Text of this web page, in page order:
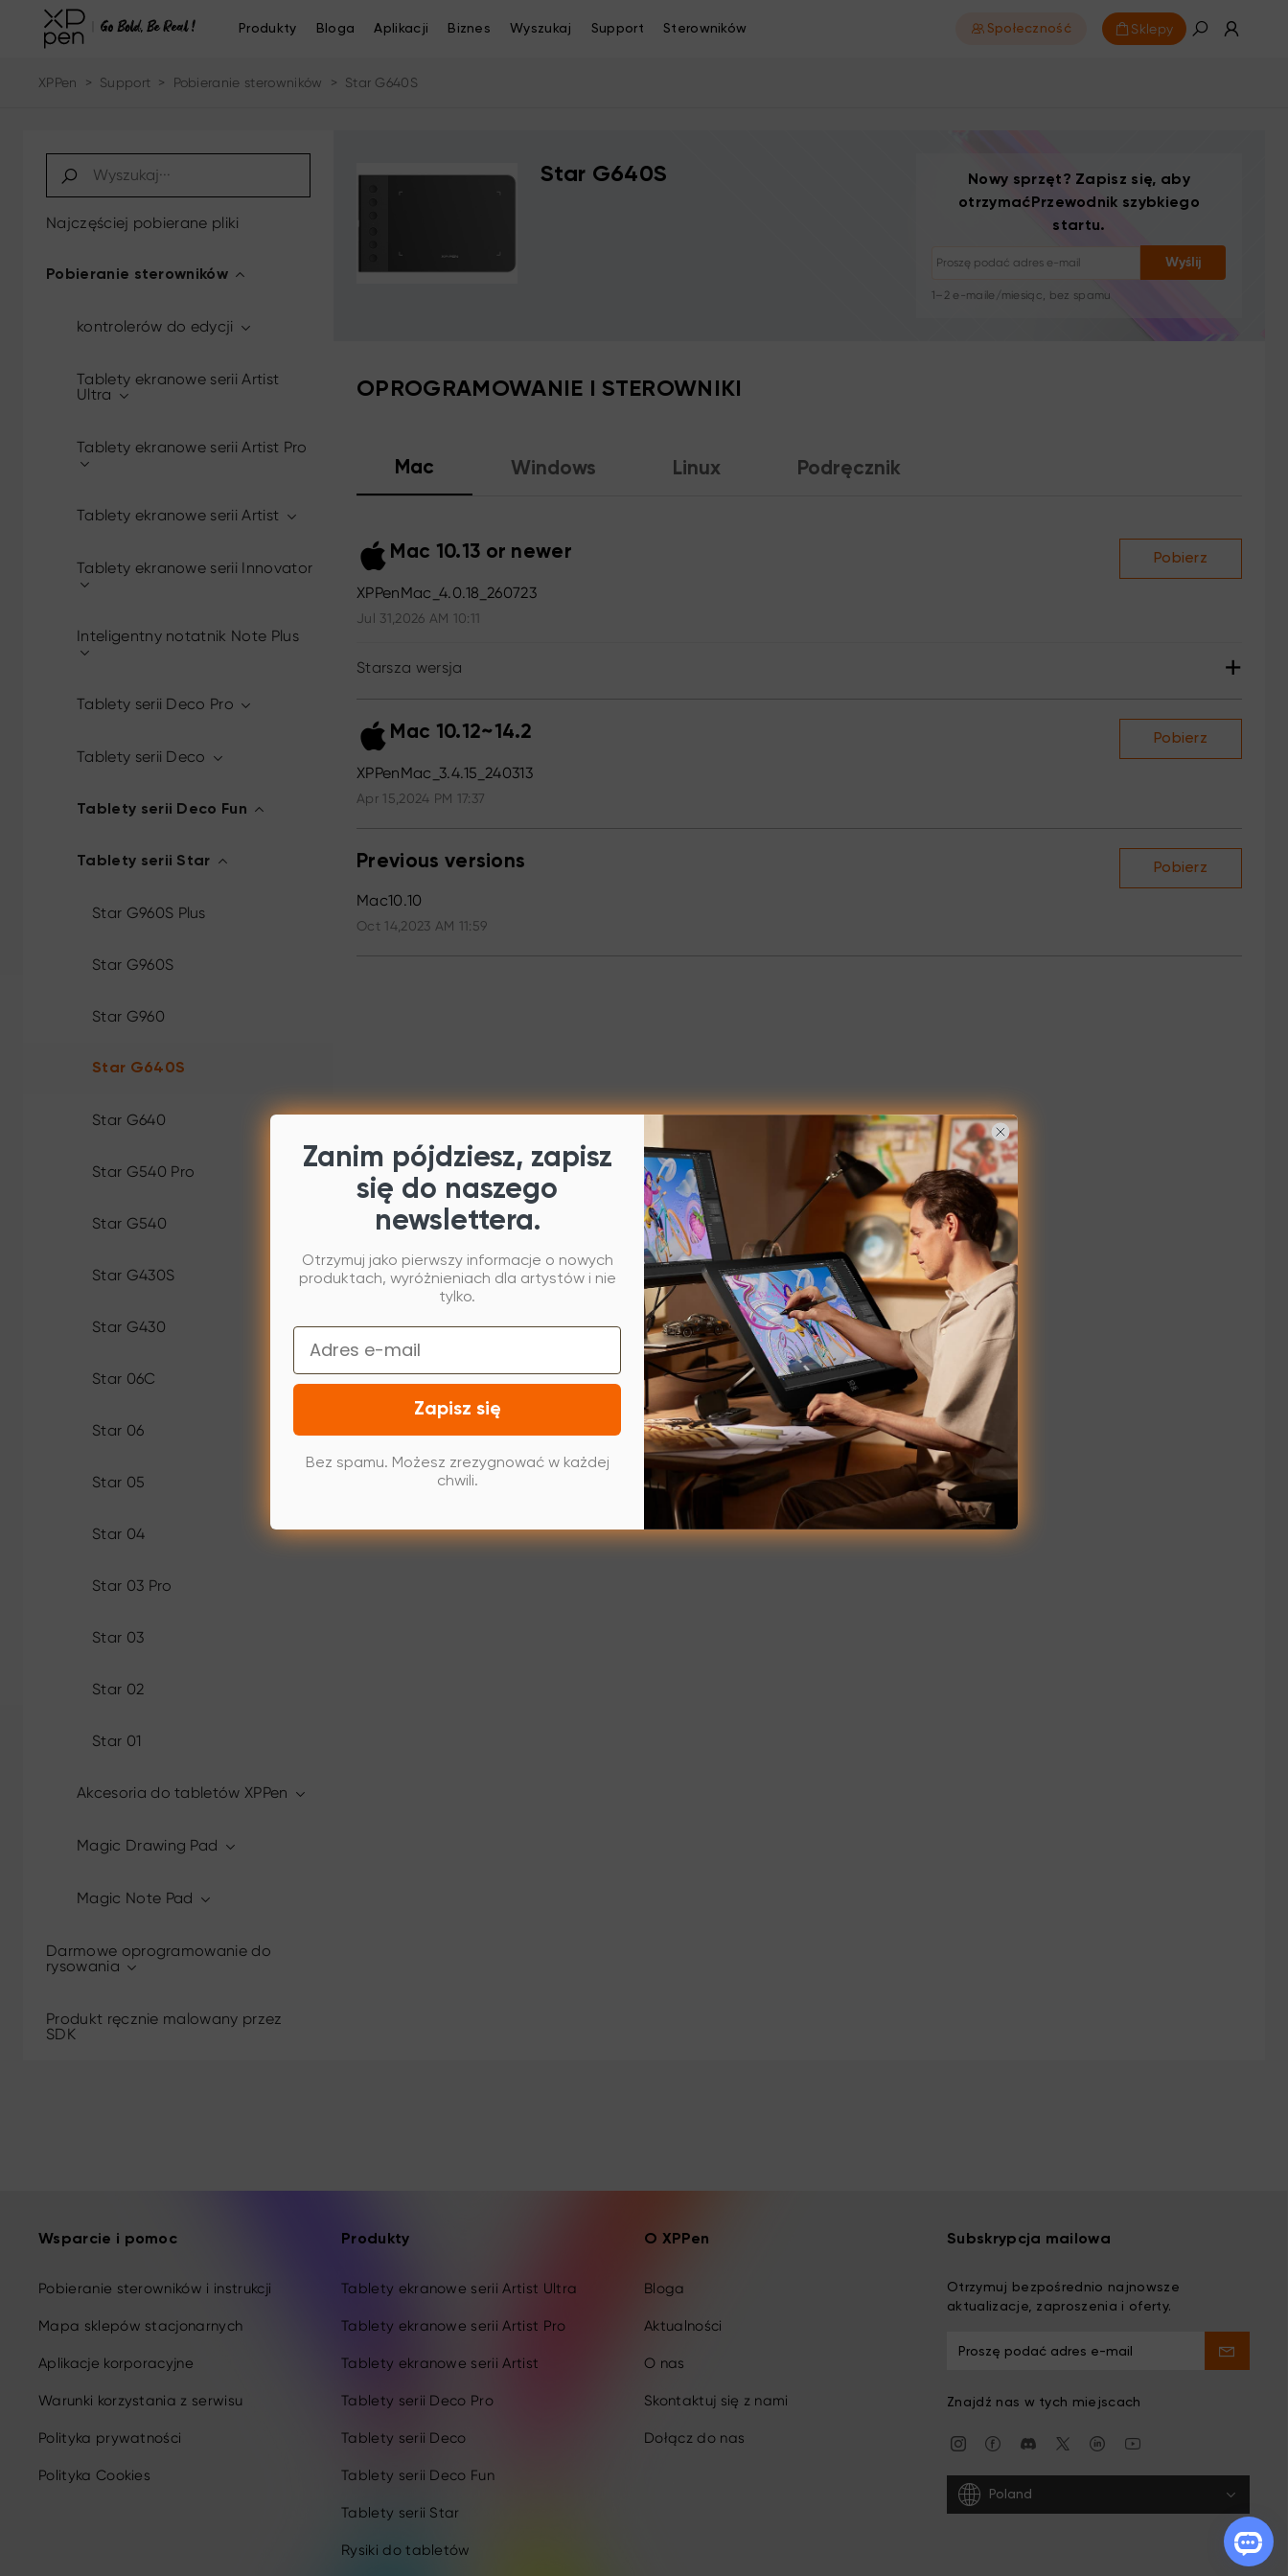
Produkty Bloga Aplikacji Biznes Wyszukaj Support Sterowników Społeczność Sklepy
XPPen > Support > Pobieranie sterowników > Star G640S
Najczęściej pobierane pliki
Pobieranie sterowników
kontrolerów do edycji
Tablety ekranowe serii Artist
Ultra
Tablety ekranowe serii Artist Pro
Tablety ekranowe serii Artist
Tablety ekranowe serii Innovator
Inteligentny notatnik Note Plus
Tablety serii Deco Pro
Tablety serii Deco
Tablety serii Deco Fun
Tablety serii Star
Star G960S Plus
Star G960S
Star G960
Star G640S
Star G640
Star G540 Pro
Star G540
Star G430S
Star G430
Star 06C
Star 06
Star 05
Star 04
Star 03 Pro
Star 03
Star 02
Star 01
Akcesoria do tabletów XPPen
Magic Drawing Pad
Magic Note Pad
Darmowe oprogramowanie do
rysowania
Produkt ręcznie malowany przez
SDK
Star G640S
Nowy sprzęt? Zapisz się, aby
otrzymaćPrzewodnik szybkiego
startu.
Wyślij
Samouczki rysunkowe
Porady i rozwiązywanie problemów
Nowe produkty i oferty
1–2 e-maile/miesiąc, bez spamu
Twój e-mail jest używany wyłącznie do wysyłki
OPROGRAMOWANIE I STEROWNIKI
Mac Windows Linux Podręcznik
Mac 10.13 or newer
XPPenMac_4.0.18_260723
Jul 31,2026 AM 10:11
Pobierz
Starsza wersja +
Mac 10.12~14.2
XPPenMac_3.4.15_240313
Apr 15,2024 PM 17:37
Pobierz
Previous versions
Mac10.10
Oct 14,2023 AM 11:59
Pobierz
Wsparcie i pomoc
Pobieranie sterowników i instrukcji
Mapa sklepów stacjonarnych
Aplikacje korporacyjne
Warunki korzystania z serwisu
Polityka prywatności
Polityka Cookies
Produkty
Tablety ekranowe serii Artist Ultra
Tablety ekranowe serii Artist Pro
Tablety ekranowe serii Artist
Tablety serii Deco Pro
Tablety serii Deco
Tablety serii Deco Fun
Tablety serii Star
Rysiki do tabletów
O XPPen
Bloga
Aktualności
O nas
Skontaktuj się z nami
Dołącz do nas
Subskrypcja mailowa
Otrzymuj bezpośrednio najnowsze
aktualizacje, zaproszenia i oferty.
Znajdź nas w tych miejscach
Poland
Zanim pójdziesz, zapisz
się do naszego
newslettera.
Otrzymuj jako pierwszy informacje o nowych
produktach, wyróżnieniach dla artystów i nie
tylko.
Email
Zapisz się
Bez spamu. Możesz zrezygnować w każdej
chwili.